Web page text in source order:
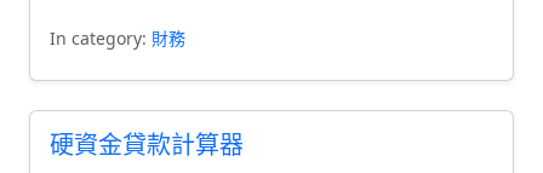
In category: 財務
硬資金貸款計算器